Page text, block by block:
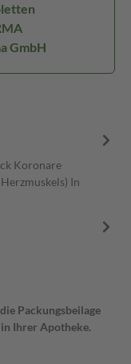
GmbH
Koronare
In
Packungsbeilage
Ihrer Apotheke.